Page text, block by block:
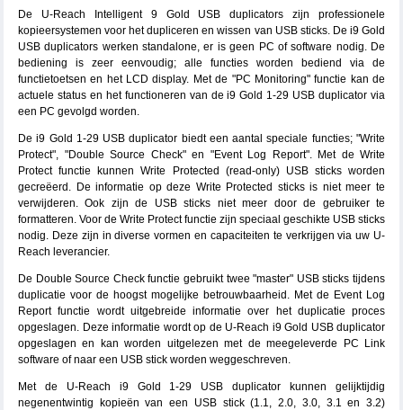
De U-Reach Intelligent 9 Gold USB duplicators zijn professionele
kopieersystemen voor het dupliceren en wissen van USB sticks. De i9 Gold
USB duplicators werken standalone, er is geen PC of software nodig. De
bediening is zeer eenvoudig; alle functies worden bediend via de
functietoetsen en het LCD display. Met de "PC Monitoring" functie kan de
actuele status en het functioneren van de i9 Gold 1-29 USB duplicator via
een PC gevolgd worden.
De i9 Gold 1-29 USB duplicator biedt een aantal speciale functies; "Write
Protect", "Double Source Check" en "Event Log Report". Met de Write
Protect functie kunnen Write Protected (read-only) USB sticks worden
gecreëerd. De informatie op deze Write Protected sticks is niet meer te
verwijderen. Ook zijn de USB sticks niet meer door de gebruiker te
formatteren. Voor de Write Protect functie zijn speciaal geschikte USB sticks
nodig. Deze zijn in diverse vormen en capaciteiten te verkrijgen via uw U-
Reach leverancier.
De Double Source Check functie gebruikt twee "master" USB sticks tijdens
duplicatie voor de hoogst mogelijke betrouwbaarheid. Met de Event Log
Report functie wordt uitgebreide informatie over het duplicatie proces
opgeslagen. Deze informatie wordt op de U-Reach i9 Gold USB duplicator
opgeslagen en kan worden uitgelezen met de meegeleverde PC Link
software of naar een USB stick worden weggeschreven.
Met de U-Reach i9 Gold 1-29 USB duplicator kunnen gelijktijdig
negenentwintig kopieën van een USB stick (1.1, 2.0, 3.0, 3.1 en 3.2)